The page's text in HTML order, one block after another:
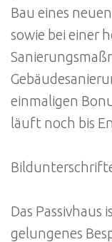
Bau eines
sowie bei einer
einmaligen
läuft noch bis
Das Passivhaus
gelungenes